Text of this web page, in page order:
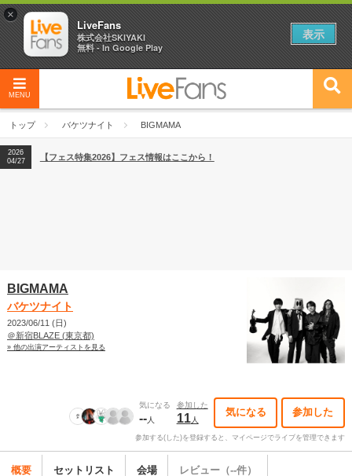
MENU
トップ バケツナイト BIGMAMA
2026
04/27
2026
【ライブ動員ランキング】2026年上半期編発表！
2026
04/27
【フェス特集2026】フェス情報はここから！
BIGMAMA
バケツナイト
2023/06/11 (日)
＠新宿BLAZE (東京都)
» 他の出演アーティストを見る
気になる
--人
参加した
11人
気になる 参加した
参加する(した)を登録すると、マイページでライブを管理できます
概要 セットリスト 会場 レビュー（--件）
×
LiveFans
株式会社SKIYAKI
無料 - In Google Play
表示